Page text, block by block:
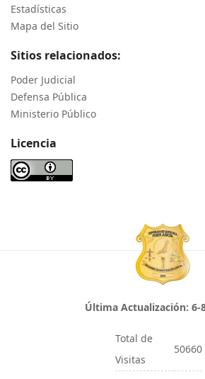
Estadísticas
Mapa del Sitio
Sitios relacionados:
Poder Judicial
Defensa Pública
Ministerio Público
Licencia
Última Actualización: 6-
Total de
Visitas
50660